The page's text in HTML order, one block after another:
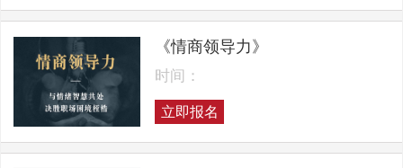
《情商领导力》
时间：
立即报名